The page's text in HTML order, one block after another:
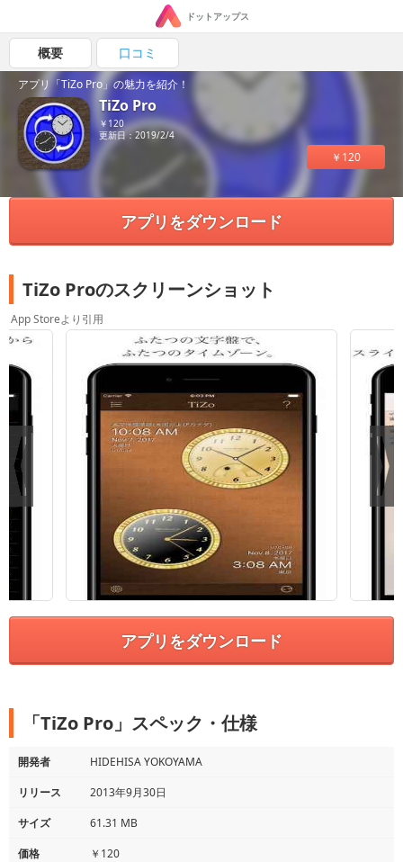
ドットアップス
概要 口コミ
アプリ「TiZo Pro」の魅力を紹介！
TiZo Pro
￥120
更新日：2019/2/4
￥120
アプリをダウンロード
TiZo Proのスクリーンショット
App Storeより引用
アプリをダウンロード
「TiZo Pro」スペック・仕様
開発者
HIDEHISA YOKOYAMA
リリース
2013年9月30日
サイズ
61.31 MB
価格
￥120